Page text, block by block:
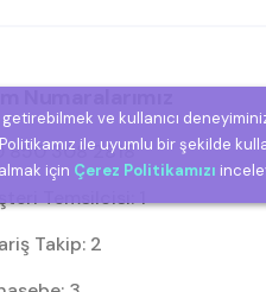
850 308 2818
Temsilcisi: 1
Takip: 2
getirebilmek ve kullanıcı
ile uyumlu bir şekilde
için Çerez Politikamızı